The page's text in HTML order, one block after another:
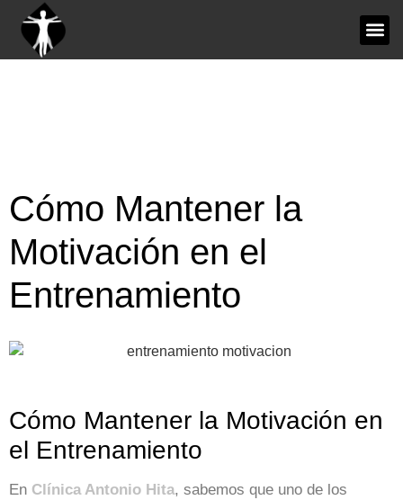
Cómo Mantener la
Motivación en el
Entrenamiento
Cómo Mantener la Motivación en
el Entrenamiento
En Clínica Antonio Hita, sabemos que uno de los